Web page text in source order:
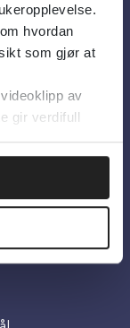
hvordan
som gjør at
av
gir verdifull